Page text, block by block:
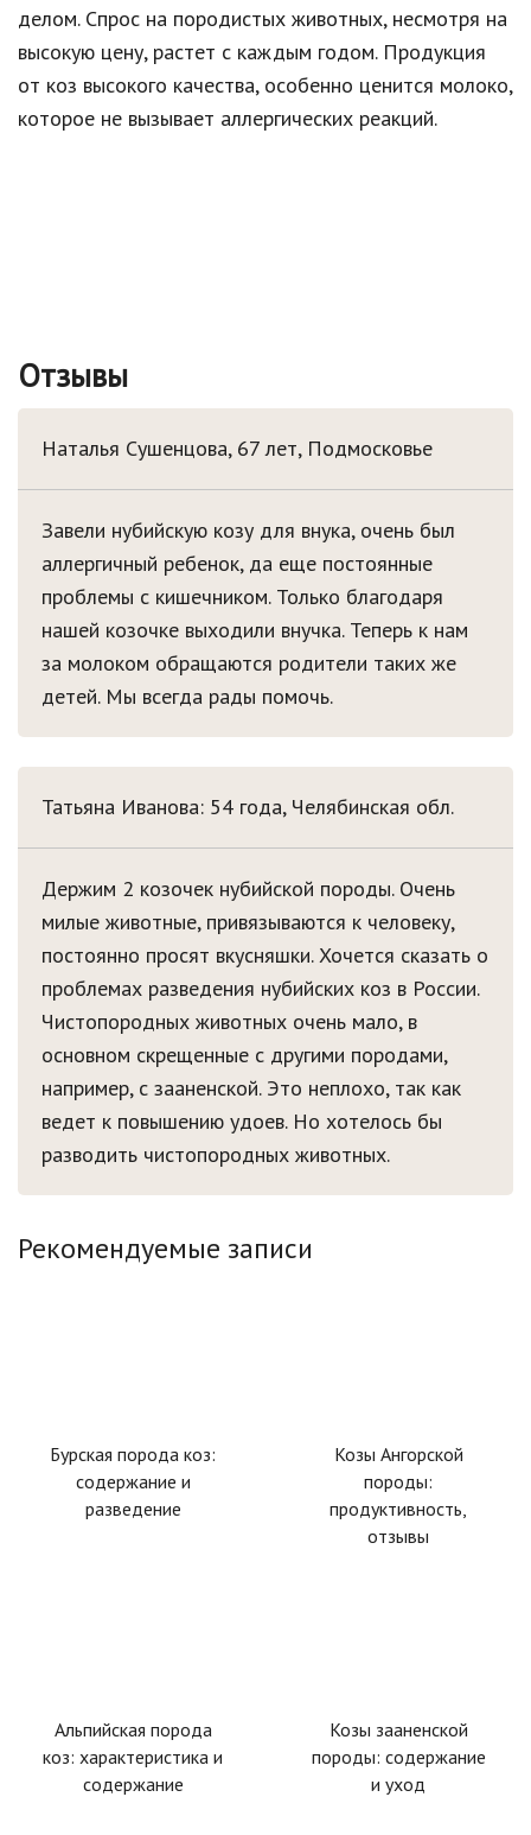
делом. Спрос на породистых животных, несмотря на
высокую цену, растет с каждым годом. Продукция
от коз высокого качества, особенно ценится молоко,
которое не вызывает аллергических реакций.
Отзывы
Наталья Сушенцова, 67 лет, Подмосковье
Завели нубийскую козу для внука, очень был
аллергичный ребенок, да еще постоянные
проблемы с кишечником. Только благодаря
нашей козочке выходили внучка. Теперь к нам
за молоком обращаются родители таких же
детей. Мы всегда рады помочь.
Татьяна Иванова: 54 года, Челябинская обл.
Держим 2 козочек нубийской породы. Очень
милые животные, привязываются к человеку,
постоянно просят вкусняшки. Хочется сказать о
проблемах разведения нубийских коз в России.
Чистопородных животных очень мало, в
основном скрещенные с другими породами,
например, с зааненской. Это неплохо, так как
ведет к повышению удоев. Но хотелось бы
разводить чистопородных животных.
Рекомендуемые записи
Бурская порода коз:
содержание и
разведение
Козы Ангорской
породы:
продуктивность,
отзывы
Альпийская порода
коз: характеристика и
содержание
Козы зааненской
породы: содержание
и уход